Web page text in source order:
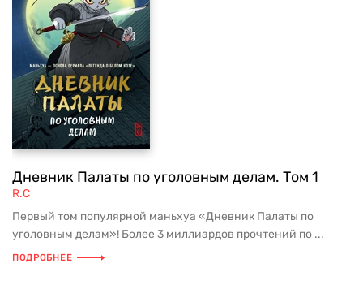
Дневник Палаты по уголовным делам. Том 1
R.C
Первый том популярной маньхуа «Дневник Палаты по
уголовным делам»! Более 3 миллиардов прочтений по ...
ПОДРОБНЕЕ